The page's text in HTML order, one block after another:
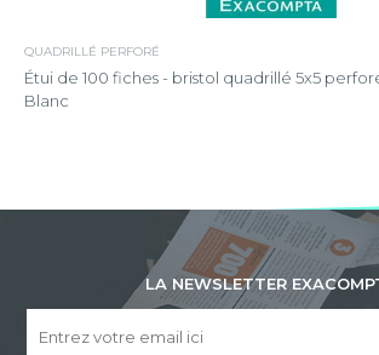
QUADRILLÉ PERFORÉ
Étui de 100 fiches - bristol quadrillé 5x5
Blanc
LA NEWSLETTER